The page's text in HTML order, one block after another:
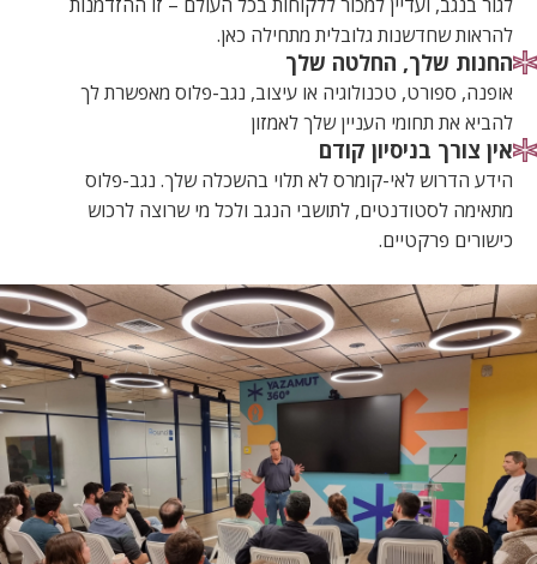
להראות שחדשנות גלובלית מתחילה כאן.
החנות שלך, החלטה שלך
אופנה, ספורט, טכנולוגיה או עיצוב, נגב-פלוס מאפשרת לך
להביא את תחומי העניין שלך לאמזון
אין צורך בניסיון קודם
הידע הדרוש לאי-קומרס לא תלוי בהשכלה שלך. נגב-פלוס
מתאימה לסטודנטים, לתושבי הנגב ולכל מי שרוצה לרכוש
כישורים פרקטיים.